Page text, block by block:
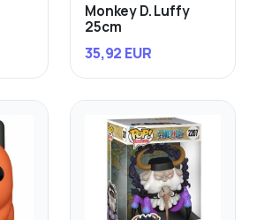
Monkey D. Luffy
25cm
35,92 EUR